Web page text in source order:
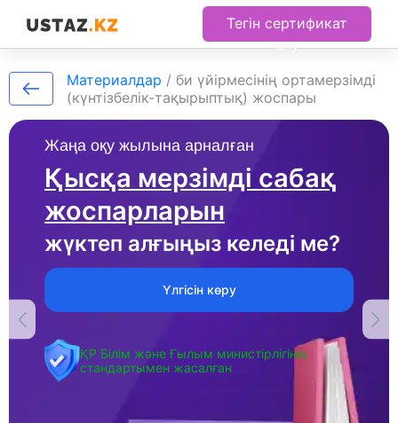
Тегін сертификат
алу
Жаңа оқу жылына арналған
Қысқа мерзімді сабақ
жоспарларын
жүктеп алғыңыз келеді ме?
Үлгісін көру
ҚР Білім және Ғылым министірлігінің
стандартымен жасалған
Материалдар / би үйірмесінің ортамерзімді
(күнтізбелік-тақырыптық) жоспары